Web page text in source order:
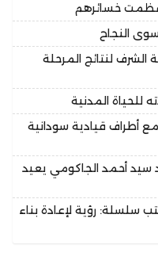
عظمت خسائرهم
النجاح
الشرف لنتائج المرحلة
للحياة المدنية
مع أطراف قيادية سودانية
سيد أحمد الجاكومي يعيد
سلسلة: رؤية لإعادة بناء